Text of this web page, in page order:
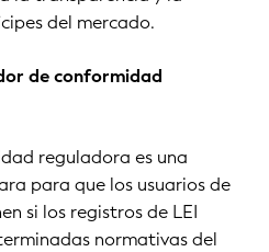
del mercado.
de conformidad
reguladora es una
para que los usuarios de
si los registros de LEI
normativas del